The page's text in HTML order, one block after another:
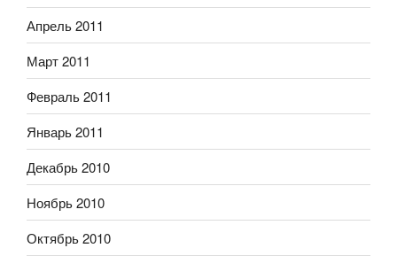
Апрель 2011
Март 2011
Февраль 2011
Январь 2011
Декабрь 2010
Ноябрь 2010
Октябрь 2010